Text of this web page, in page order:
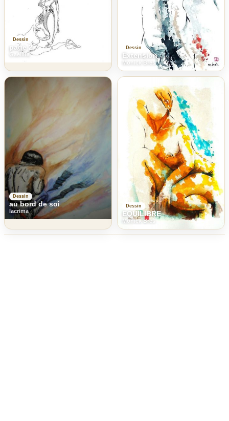
Dessin
page 2
Gaellita
Dessin
Extension
Monick Bres
Dessin
au bord de soi
lacrima
Dessin
EQUILIBRE
Monick Bres